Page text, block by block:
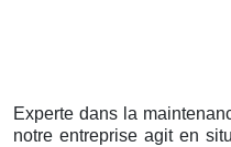
Experte dans la
notre entreprise agit en